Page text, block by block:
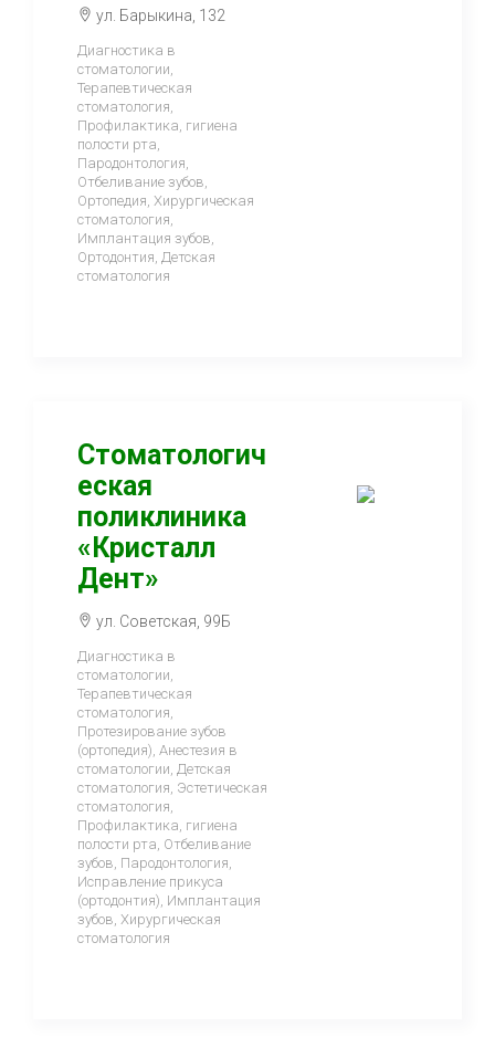
ул. Барыкина, 132
Диагностика в
стоматологии,
Терапевтическая
стоматология,
Профилактика, гигиена
полости рта,
Пародонтология,
Отбеливание зубов,
Ортопедия, Хирургическая
стоматология,
Имплантация зубов,
Ортодонтия, Детская
стоматология
Стоматологич
еская
поликлиника
«Кристалл
Дент»
ул. Советская, 99Б
Диагностика в
стоматологии,
Терапевтическая
стоматология,
Протезирование зубов
(ортопедия), Анестезия в
стоматологии, Детская
стоматология, Эстетическая
стоматология,
Профилактика, гигиена
полости рта, Отбеливание
зубов, Пародонтология,
Исправление прикуса
(ортодонтия), Имплантация
зубов, Хирургическая
стоматология